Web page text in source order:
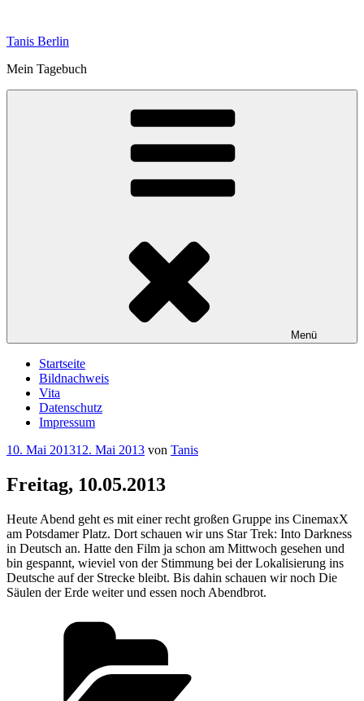
springen
Tanis Berlin
Mein Tagebuch
Menü
Startseite
Bildnachweis
Vita
Datenschutz
Impressum
Veröffentlicht
10. Mai 201312. Mai 2013 von Tanis
Freitag, 10.05.2013
Heute Abend geht es mit einer recht großen Gruppe ins CinemaxX
am Potsdamer Platz. Dort schauen wir uns Star Trek: Into Darkness
in Deutsch an. Hatte den Film ja schon am Mittwoch gesehen und
bin gespannt, wieviel von der Stimmung bei der Lokalisierung ins
Deutsche auf der Strecke bleibt. Bis dahin schauen wir noch Die
Säulen der Erde weiter und essen noch Abendbrot.